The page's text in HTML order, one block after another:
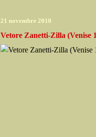
21 novembre 2010
Vetore Zanetti-Zilla (Venise